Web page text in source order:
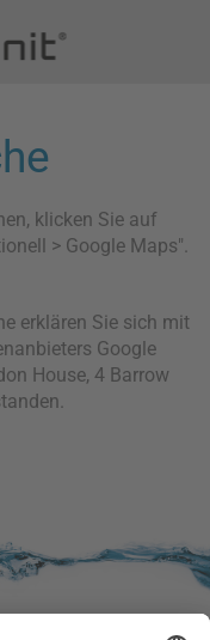
klicken Sie auf
> Google Maps".
erklären Sie sich mit
Google
House, 4 Barrow